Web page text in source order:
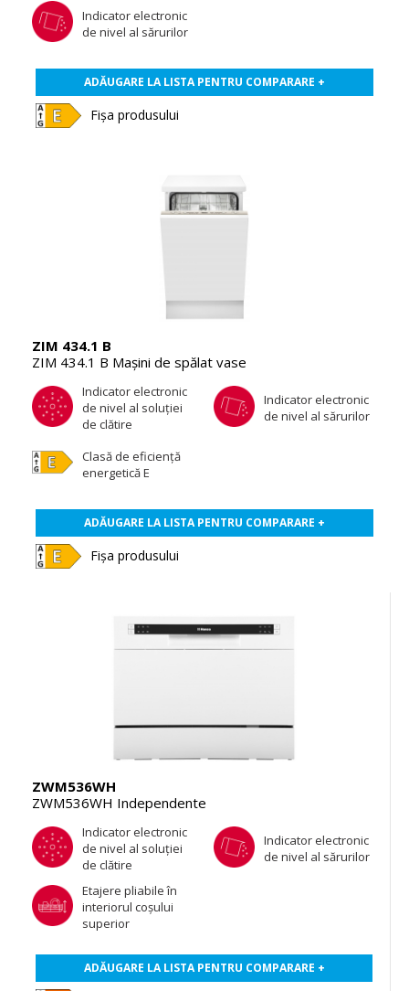
Indicator electronic
de nivel al sărurilor
ADĂUGARE LA LISTA PENTRU COMPARARE +
Fișa produsului
ZIM 434.1 B
ZIM 434.1 B Maşini de spălat vase
Indicator electronic
de nivel al soluţiei
de clătire
Indicator electronic
de nivel al sărurilor
Clasă de eficienţă
energetică E
ADĂUGARE LA LISTA PENTRU COMPARARE +
Fișa produsului
ZWM536WH
ZWM536WH Independente
Indicator electronic
de nivel al soluţiei
de clătire
Indicator electronic
de nivel al sărurilor
Etajere pliabile în
interiorul coşului
superior
ADĂUGARE LA LISTA PENTRU COMPARARE +